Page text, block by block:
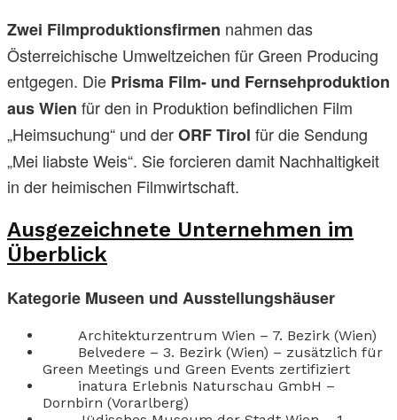
Zwei Filmproduktionsfirmen nahmen das
Österreichische Umweltzeichen für Green Producing
entgegen. Die Prisma Film- und Fernsehproduktion
aus Wien für den in Produktion befindlichen Film
„Heimsuchung“ und derORF Tirol für die Sendung
„Mei liabste Weis“. Sie forcieren damit Nachhaltigkeit
in der heimischen Filmwirtschaft.
Ausgezeichnete Unternehmen im
Überblick
Kategorie Museen und Ausstellungshäuser
Architekturzentrum Wien – 7. Bezirk (Wien)
Belvedere – 3. Bezirk (Wien) – zusätzlich für
Green Meetings und Green Events zertifiziert
inatura Erlebnis Naturschau GmbH –
Dornbirn (Vorarlberg)